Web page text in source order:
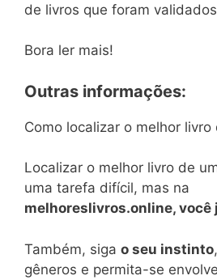
de livros que foram
Bora ler mais!
Outras informações:
Como localizar o melhor livro
Localizar o melhor livro de
uma tarefa difícil, mas na
melhoreslivros.online, você
Também, siga o seu instinto
gêneros e permita-se